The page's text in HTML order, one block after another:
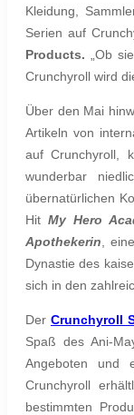
Kleidung,
Serien auf
Products. „Ob
Crunchyroll wird
Über den Mai
Artikeln von
auf Crunchyroll,
wunderbar
übernatürlichen
HitMy Hero
Apothekerin ,
Dynastie des
sich in den
Der Crunchyroll
Spaß des Ani-
Angeboten und
Crunchyroll
bestimmten